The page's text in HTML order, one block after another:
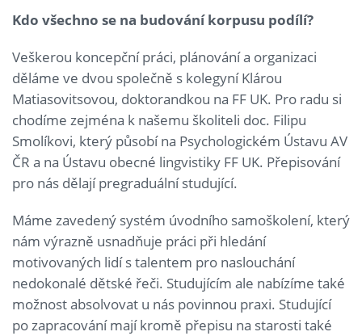
Kdo všechno se na budování korpusu podílí?
Veškerou koncepční práci, plánování a organizaci
děláme ve dvou společně s kolegyní Klárou
Matiasovitsovou, doktorandkou na FF UK. Pro radu si
chodíme zejména k našemu školiteli doc. Filipu
Smolíkovi, který působí na Psychologickém Ústavu AV
ČR a na Ústavu obecné lingvistiky FF UK. Přepisování
pro nás dělají pregraduální studující.
Máme zavedený systém úvodního samoškolení, který
nám výrazně usnadňuje práci při hledání
motivovaných lidí s talentem pro naslouchání
nedokonalé dětské řeči. Studujícím ale nabízíme také
možnost absolvovat u nás povinnou praxi. Studující
po zapracování mají kromě přepisu na starosti také